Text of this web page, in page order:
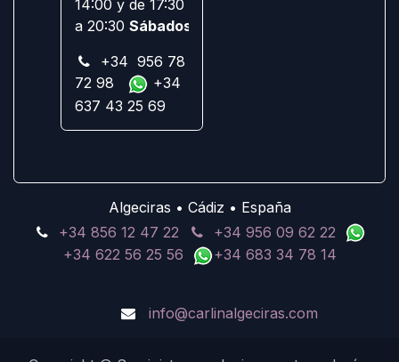
14:00 y de 17:30
a 20:30 Sábados:
+34 956 78
72 98
+34
637 43 25 69
Algeciras • Cádiz • España
+34 856 12 47 22
+34 956 09 62 22
+34 622 56 25 56
+34 683 34 78 14
info@carlinalgeciras.com